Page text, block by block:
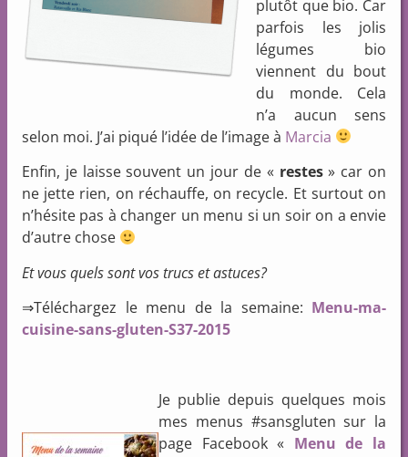
plutôt que bio. Car
parfois les jolis
légumes bio
viennent du bout
du monde. Cela
n’a aucun sens
selon moi. J’ai piqué l’idée de l’image à Marcia
Enfin, je laisse souvent un jour de « restes» car on
ne jette rien, on réchauffe, on recycle. Et surtout on
n’hésite pas à changer un menu si un soir on a envie
d’autre chose
Et vous quels sont vos trucs et astuces?
⇒Téléchargez le menu de la semaine: Menu-ma-
cuisine-sans-gluten-S37-2015
Je publie depuis quelques mois
mes menus #sansgluten sur la
page Facebook « Menu de la